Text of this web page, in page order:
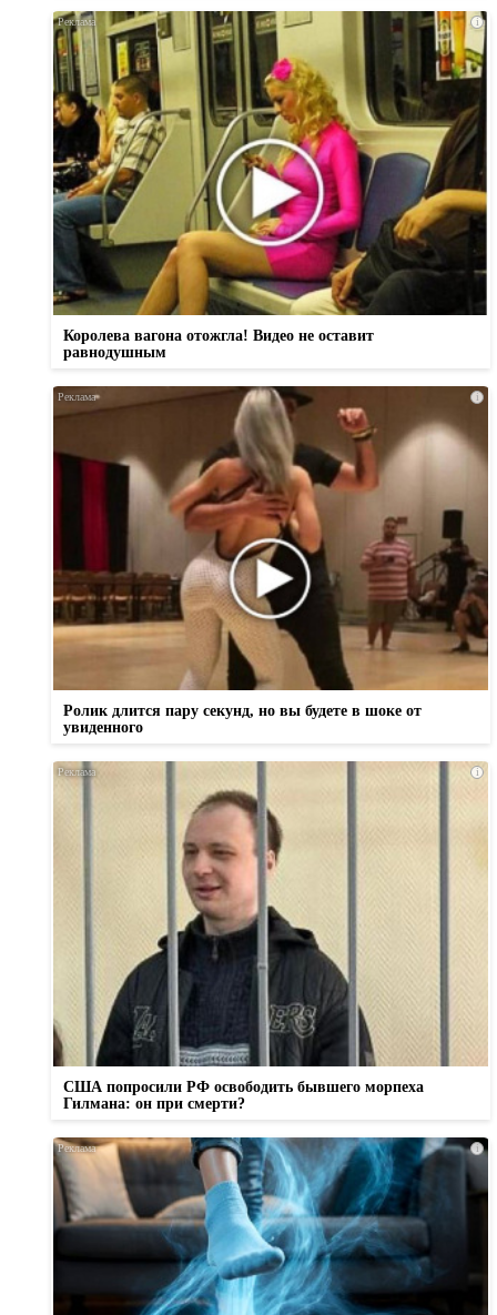
i
Королева вагона отожгла! Видео не оставит
равнодушным
i
Ролик длится пару секунд, но вы будете в шоке от
увиденного
i
США попросили РФ освободить бывшего морпеха
Гилмана: он при смерти?
i